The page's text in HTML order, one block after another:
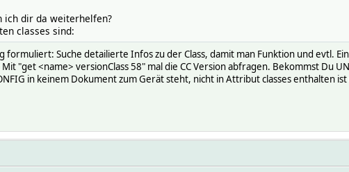
ich dir da weiterhelfen?
classes sind:
formuliert: Suche detailierte Infos zu der Class, damit man Funktion und evtl.
"get <name> versionClass 58" mal die CC Version abfragen. Bekommst Du
in keinem Dokument zum Gerät steht, nicht in Attribut classes enthalten